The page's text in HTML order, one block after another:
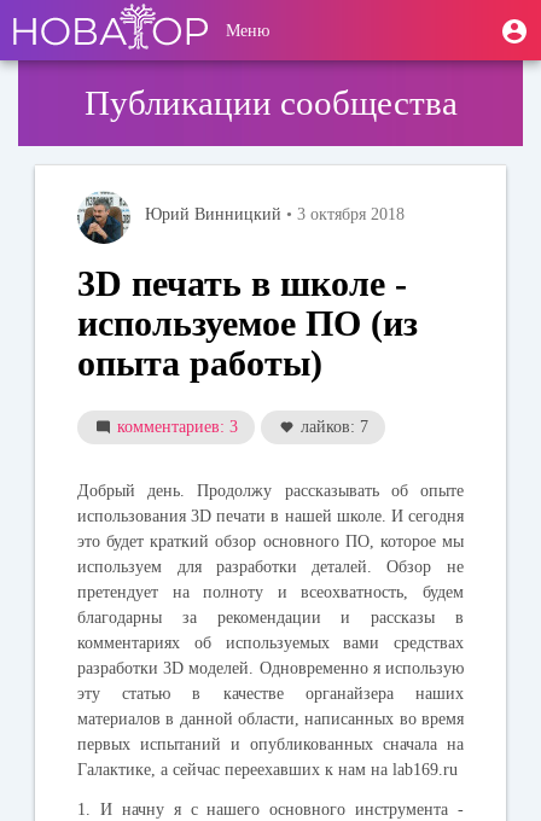
основному
содержанию
User
account
Меню
Публикации сообщества
Юрий Винницкий • 3 октября 2018
3D печать в школе -
используемое ПО (из
опыта работы)
комментариев: 3 лайков: 7
Добрый день. Продолжу рассказывать об опыте
использования 3D печати в нашей школе. И сегодня
это будет краткий обзор основного ПО, которое мы
используем для разработки деталей. Обзор не
претендует на полноту и всеохватность, будем
благодарны за рекомендации и рассказы в
комментариях об используемых вами средствах
разработки 3D моделей. Одновременно я использую
эту статью в качестве органайзера наших
материалов в данной области, написанных во время
первых испытаний и опубликованных сначала на
Галактике, а сейчас переехавших к нам на lab169.ru
1. И начну я с нашего основного инструмента -